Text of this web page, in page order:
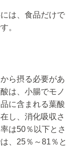
は、食品だけで
。
ら摂る必要があ
は、小腸でモノ
に含まれる葉酸
し、消化吸収さ
は50％以下とさ
、25％～81％と